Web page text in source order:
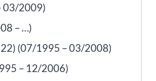
03/2009)
– …)
(07/1995 – 03/2008)
– 12/2006)